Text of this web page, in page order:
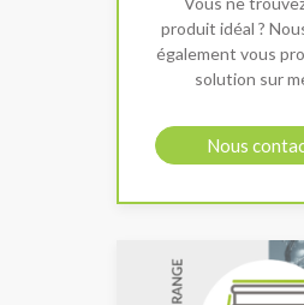
produit idéal ?
également vous
solution sur
Nous